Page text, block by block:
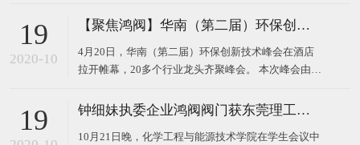
限公司董事长钟细妹、化能学院党委书记夏勇、化能
场仪式。化能学院党委委员、各支部书记、政治辅导
员、班主任
19
2020-10
【聚焦鸿阀】华南（第二届）环保创新技术峰会
4月20日，华南（第二届）环保创新技术峰会在酒店
拉开帷幕，20多个行业龙头齐聚峰会。 本次峰会由广
司作为主办方，以高新技术对接，最新技术产品，超
用，共同将环
19 钟细妹执委企业鸿阀阀门获东莞理工学院校长马宏伟亲赠牌匾
10月21日晚，化学工程与能源技术学院在学生会议中